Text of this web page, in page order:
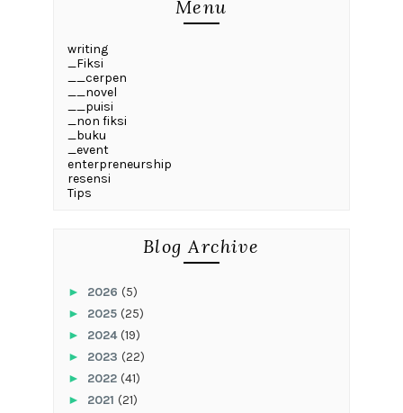
Menu
writing
_Fiksi
__cerpen
__novel
__puisi
_non fiksi
_buku
_event
enterpreneurship
resensi
Tips
Blog Archive
► 2026 (5)
► 2025 (25)
► 2024(19)
► 2023 (22)
► 2022 (41)
► 2021 (21)